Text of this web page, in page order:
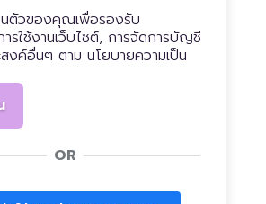
นตัวของคุณเพื่อรองรับ
รใช้งานเว็บไซต์, การจัดการบัญชี
งค์อื่นๆ ตาม นโยบายความเป็น
OR